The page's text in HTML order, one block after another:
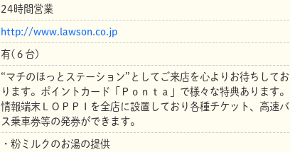
24時間営業
http://www.lawson.co.jp
有(６台)
“マチのほっとステーション”としてご来店を心よりお待ちしてお
ります。ポイントカード「Ｐｏｎｔａ」で様々な特典あります。
情報端末ＬＯＰＰＩを全店に設置しており各種チケット、高速バ
ス乗車券等の発券ができます。
・粉ミルクのお湯の提供